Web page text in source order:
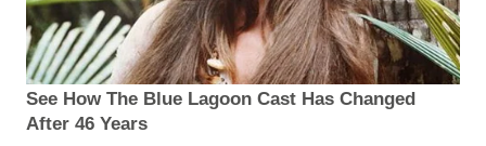
See How The Blue Lagoon Cast Has Changed
After 46 Years